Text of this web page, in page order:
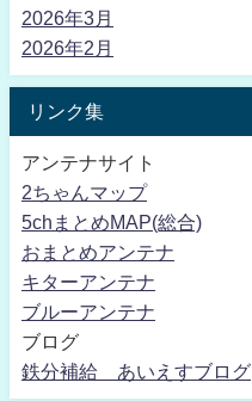
2026年3月
2026年2月
リンク集
アンテナサイト
2ちゃんマップ
5chまとめMAP(総合)
おまとめアンテナ
キターアンテナ
ブルーアンテナ
ブログ
鉄分補給 あいえすブログ